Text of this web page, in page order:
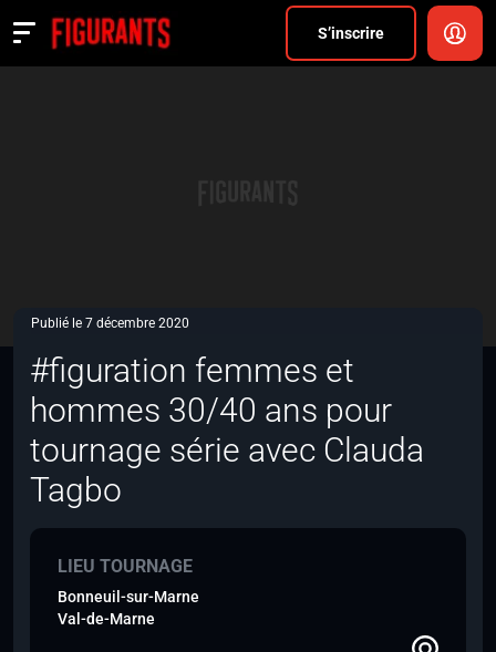
S’inscrire
Actualités
Publié le 7 décembre 2020
#figuration femmes et
hommes 30/40 ans pour
tournage série avec Clauda
Tagbo
LIEU TOURNAGE
Bonneuil-sur-Marne
Val-de-Marne